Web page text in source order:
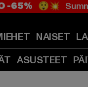
-65% 😲💥
NAISET
ASUSTEET